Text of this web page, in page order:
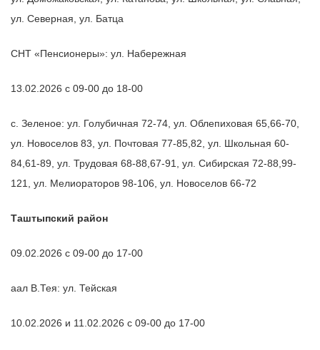
ул. Северная, ул. Батца
СНТ «Пенсионеры»: ул. Набережная
13.02.2026 с 09-00 до 18-00
с. Зеленое: ул. Голубичная 72-74, ул. Облепиховая 65,66-70,
ул. Новоселов 83, ул. Почтовая 77-85,82, ул. Школьная 60-
84,61-89, ул. Трудовая 68-88,67-91, ул. Сибирская 72-88,99-
121, ул. Мелиораторов 98-106, ул. Новоселов 66-72
Таштыпский район
09.02.2026 с 09-00 до 17-00
аал В.Тея: ул. Тейская
10.02.2026 и 11.02.2026 с 09-00 до 17-00